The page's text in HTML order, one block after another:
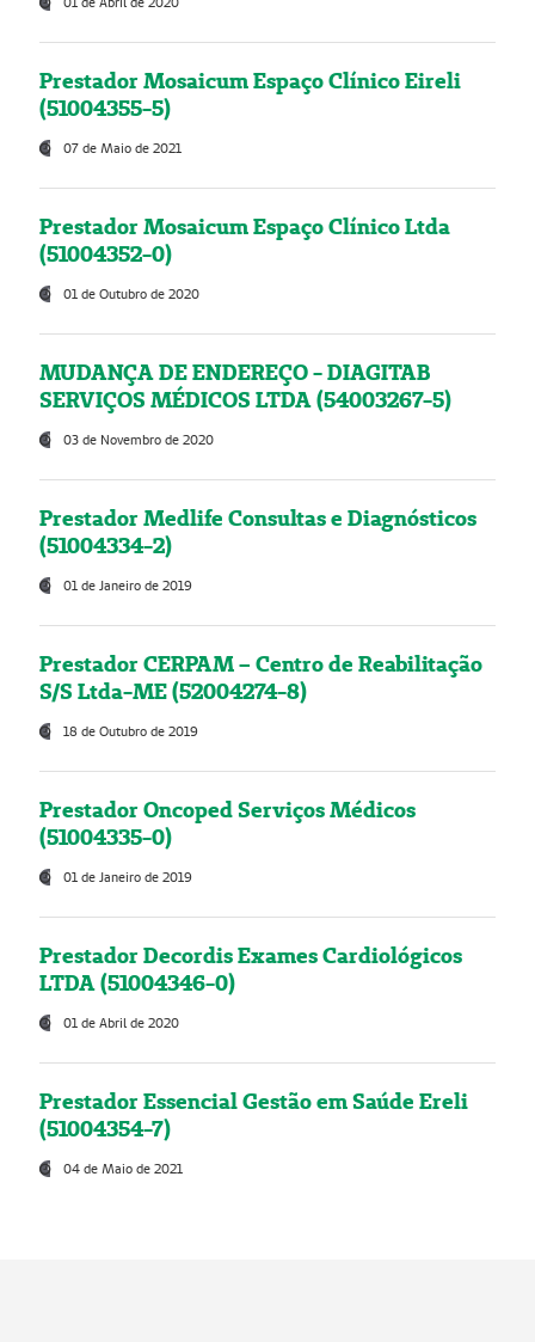
Prestador Mosaicum Espaço Clínico Eireli
(51004355-5)
07 de Maio de 2021
Prestador Mosaicum Espaço Clínico Ltda
(51004352-0)
01 de Outubro de 2020
MUDANÇA DE ENDEREÇO - DIAGITAB
SERVIÇOS MÉDICOS LTDA (54003267-5)
03 de Novembro de 2020
Prestador Medlife Consultas e Diagnósticos
(51004334-2)
01 de Janeiro de 2019
Prestador CERPAM – Centro de Reabilitação
S/S Ltda-ME (52004274-8)
18 de Outubro de 2019
Prestador Oncoped Serviços Médicos
(51004335-0)
01 de Janeiro de 2019
Prestador Decordis Exames Cardiológicos
LTDA (51004346-0)
01 de Abril de 2020
Prestador Essencial Gestão em Saúde Ereli
(51004354-7)
04 de Maio de 2021